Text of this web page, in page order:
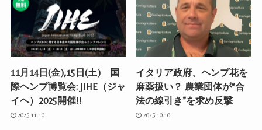
11月14日(金),15日(土) 国
際ヘンプ博覧会: JIHE（ジャ
イヘ）2025開催!!
2025.11.10
イタリア政府、ヘンプ花を
麻薬扱い？ 農業団体が“合
法の線引き”を求め反撃
2025.10.10